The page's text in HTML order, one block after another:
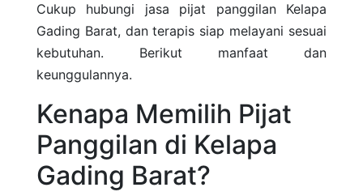
Cukup hubungi jasa pijat panggilan Kelapa
Gading Barat, dan terapis siap melayani sesuai
kebutuhan. Berikut manfaat dan
keunggulannya.
Kenapa Memilih Pijat
Panggilan di Kelapa
Gading Barat?